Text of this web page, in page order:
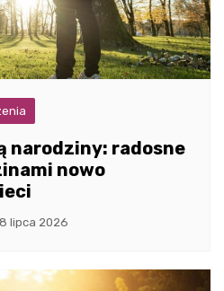
narodziny: radosne
nowo
lipca 2026